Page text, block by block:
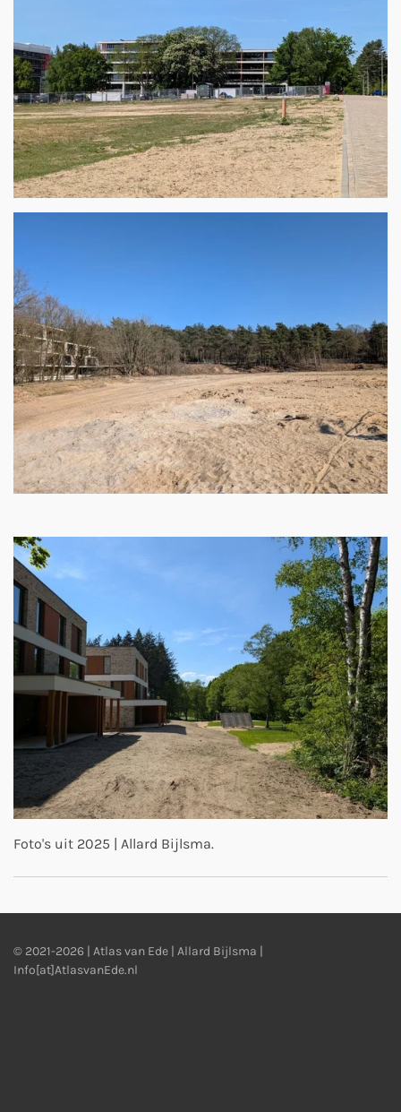
Foto's uit 2025 | Allard Bijlsma.
© 2021-2026 | Atlas van Ede | Allard Bijlsma |
Info[at]AtlasvanEde.nl